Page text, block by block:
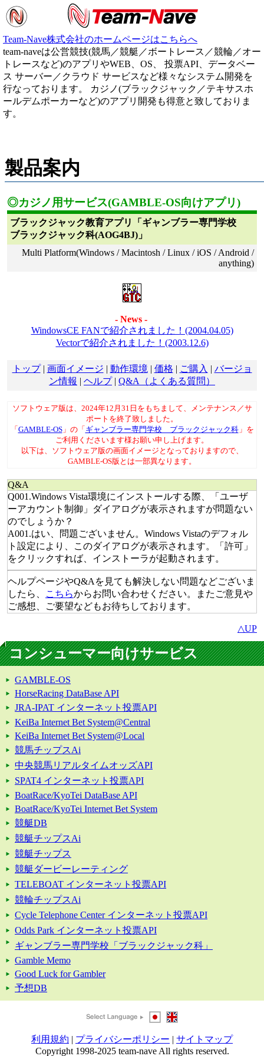
Team-Nave株式会社のホームページはこちらへ
team-naveは公営競技(競馬／競艇／ボートレース／競輪／オー
トレースなど)のアプリやWEB、OS、 投票API、データベー
ス サーバー／クラウド サービスなど様々なシステム開発を
行なっております。 カジノ(ブラックジャック／テキサスホ
ールデムポーカーなど)のアプリ開発も得意と致しておりま
す。
製品案内
◎カジノ用サービス(GAMBLE-OS向けアプリ)
ブラックジャック教育アプリ「ギャンブラー専門学校
ブラックジャック科(AOG4BJ)」
Multi Platform(Windows / Macintosh / Linux / iOS / Android /
anything)
- News -
WindowsCE FANで紹介されました！(2004.04.05)
Vectorで紹介されました！(2003.12.6)
トップ| 画面イメージ | 動作環境 | 価格 | ご購入 | バージョ
ン情報 | ヘルプ| Q&A（よくある質問）
ソフトウェア版は、2024年12月31日をもちまして、メンテナンス／サ
ポートを終了致しました。
「 GAMBLE-OS」の「 ギャンブラー専門学校 ブラックジャック科」を
ご利用くださいます様お願い申し上げます。
以下は、ソフトウェア版の画面イメージとなっておりますので、
GAMBLE-OS版とは一部異なります。
Q&A
Q001.Windows Vista環境にインストールする際、「ユーザ
ーアカウント制御」ダイアログが表示されますが問題ない
のでしょうか？
A001.はい、問題ございません。Windows Vistaのデフォル
ト設定により、このダイアログが表示されます。「許可」
をクリックすれば、インストーラが起動されます。
ヘルプページやQ&Aを見ても解決しない問題などございま
したら、
こちらからお問い合わせください。またご意見や
ご感想、ご要望などもお待ちしております。
△UP
コンシューマー向けサービス
GAMBLE-OS
HorseRacing DataBase API
JRA-IPAT インターネット投票API
KeiBa Internet Bet System@Central
KeiBa Internet Bet System@Local
競馬チップスAi
中央競馬リアルタイムオッズAPI
SPAT4 インターネット投票API
BoatRace/KyoTei DataBase API
BoatRace/KyoTei Internet Bet System
競艇DB
競艇チップスAi
競艇チップス
競艇ダービーレーティング
TELEBOAT インターネット投票API
競輪チップスAi
Cycle Telephone Center インターネット投票API
Odds Park インターネット投票API
ギャンブラー専門学校「ブラックジャック科」
Gamble Memo
Good Luck for Gambler
予想DB
利用規約 | プライバシーポリシー | サイトマップ
Copyright 1998-2025 team-nave All rights reserved.